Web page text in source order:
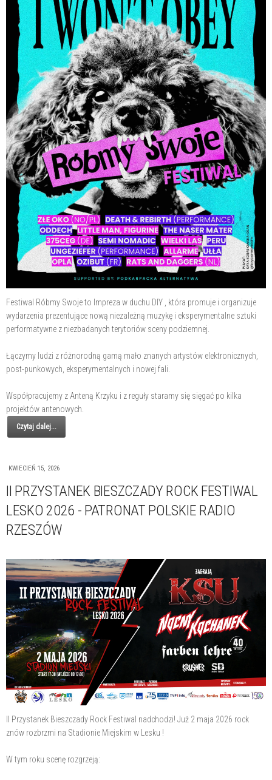
Festiwal Róbmy Swoje to Impreza w duchu DIY , która promuje i organizuje
wydarzenia prezentujące nową niezależną muzykę i eksperymentalne sztuki
performatywne z niezbadanych terytoriów sceny podziemnej.
Łączymy ludzi z różnorodną gamą mało znanych artystów elektronicznych,
post-punkowych, eksperymentalnych i nowej fali.
Współpracujemy z Anteną Krzyku i z reguły staramy się sięgać po kilka
projektów antenowych.
Czytaj dalej...
KWIECIEŃ 15, 2026
II PRZYSTANEK BIESZCZADY ROCK FESTIWAL
LESKO 2026 - PATRONAT POLSKIE RADIO
RZESZÓW
II Przystanek Bieszczady Rock Festiwal nadchodzi! Już 2 maja 2026 rock
znów rozbrzmi na Stadionie Miejskim w Lesku !
W tym roku scenę rozgrzeją: